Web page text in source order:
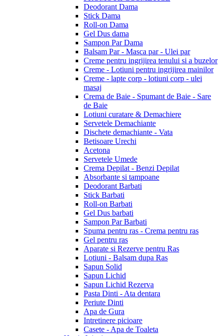
Deodorant Dama
Stick Dama
Roll-on Dama
Gel Dus dama
Sampon Par Dama
Balsam Par - Masca par - Ulei par
Creme pentru ingrijirea tenului si a buzelor
Creme - Lotiuni pentru ingrijirea mainilor
Creme - lapte corp - lotiuni corp - ulei
masaj
Crema de Baie - Spumant de Baie - Sare
de Baie
Lotiuni curatare & Demachiere
Servetele Demachiante
Dischete demachiante - Vata
Betisoare Urechi
Acetona
Servetele Umede
Crema Depilat - Benzi Depilat
Absorbante si tampoane
Deodorant Barbati
Stick Barbati
Roll-on Barbati
Gel Dus barbati
Sampon Par Barbati
Spuma pentru ras - Crema pentru ras
Gel pentru ras
Aparate si Rezerve pentru Ras
Lotiuni - Balsam dupa Ras
Sapun Solid
Sapun Lichid
Sapun Lichid Rezerva
Pasta Dinti - Ata dentara
Periute Dinti
Apa de Gura
Intretinere picioare
Casete - Apa de Toaleta